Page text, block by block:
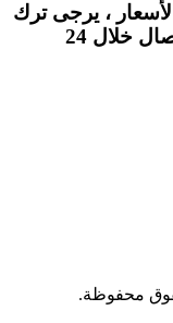
، يرجى ترك
بريدك الإلكتروني لنا وسنكون على اتصال خلال 24